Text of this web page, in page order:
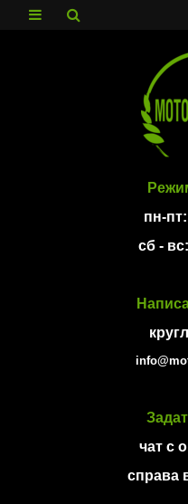
пн-
сб -
чат с
справа